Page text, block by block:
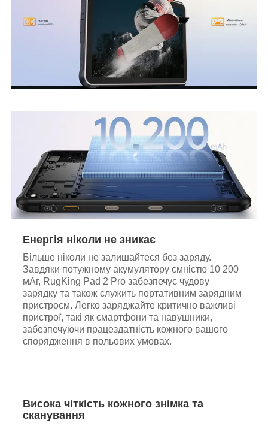
Енергія ніколи не зникає
Більше ніколи не залишайтеся без заряду.
Завдяки потужному акумулятору ємністю 10 200
мАг, RugKing Pad 2 Pro забезпечує чудову
зарядку та також служить портативним зарядним
пристроєм. Легко заряджайте критично важливі
пристрої, такі як смартфони та навушники,
забезпечуючи працездатність кожного вашого
спорядження в польових умовах.
Висока чіткість кожного знімка та
сканування